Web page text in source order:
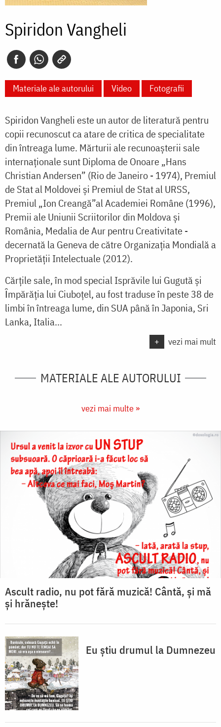
Spiridon Vangheli
Materiale ale autorului Video Fotografii
Spiridon Vangheli este un autor de literatură pentru
copii recunoscut ca atare de critica de specialitate
din întreaga lume. Mărturii ale recunoaşterii sale
internaționale sunt Diploma de Onoare „Hans
Christian Andersen” (Rio de Janeiro - 1974), Premiul
de Stat al Moldovei şi Premiul de Stat al URSS,
Premiul „Ion Creangă”al Academiei Române (1996),
Premii ale Uniunii Scriitorilor din Moldova şi
România, Medalia de Aur pentru Creativitate -
decernată la Geneva de către Organizația Mondială a
Proprietății Intelectuale (2012).
Cărțile sale, în mod special Isprăvile lui Gugută şi
Ȋmpărăția lui Ciuboțel, au fost traduse în peste 38 de
limbi în întreaga lume, din SUA până în Japonia, Sri
Lanka, Italia...
+ vezi mai mult
MATERIALE ALE AUTORULUI
vezi mai multe »
Ascult radio, nu pot fără muzică! Cântă, și mă
şi hrăneşte!
Eu ştiu drumul la Dumnezeu